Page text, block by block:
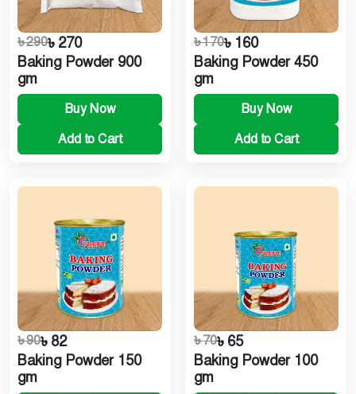
৳ 290৳ 270
Baking Powder 900
gm
Buy Now
Add to Cart
৳ 170৳ 160
Baking Powder 450
gm
Buy Now
Add to Cart
৳ 90৳ 82
Baking Powder 150
gm
৳ 70৳ 65
Baking Powder 100
gm